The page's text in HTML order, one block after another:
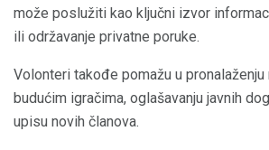
može poslužiti kao ključni izvor
ili održavanje privatne poruke.
Volonteri takođe pomažu u pronalaženju
budućim igračima, oglašavanju javnih
upisu novih članova.